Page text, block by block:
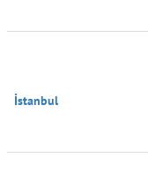
İstanbul